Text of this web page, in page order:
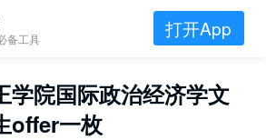
备工具 打开App
学院国际政治经济学文
offer一枚